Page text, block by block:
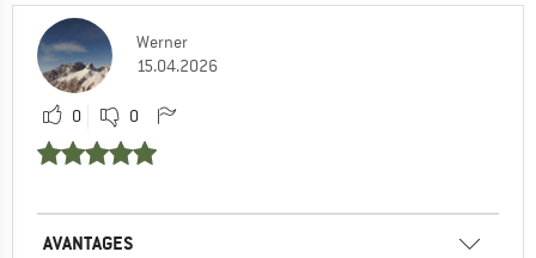
Werner
15.04.2026
0 0
AVANTAGES